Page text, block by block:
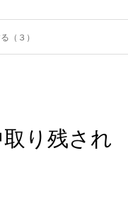
（３）
り残され